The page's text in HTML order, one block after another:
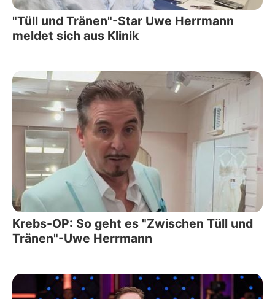
"Tüll und Tränen"-Star Uwe Herrmann
meldet sich aus Klinik
Krebs-OP: So geht es "Zwischen Tüll und
Tränen"-Uwe Herrmann